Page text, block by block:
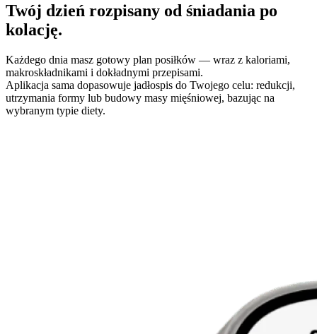
Twój dzień rozpisany od śniadania po
kolację.
Każdego dnia masz gotowy plan posiłków — wraz z kaloriami,
makroskładnikami i dokładnymi przepisami.
Aplikacja sama dopasowuje jadłospis do Twojego celu: redukcji,
utrzymania formy lub budowy masy mięśniowej, bazując na
wybranym typie diety.